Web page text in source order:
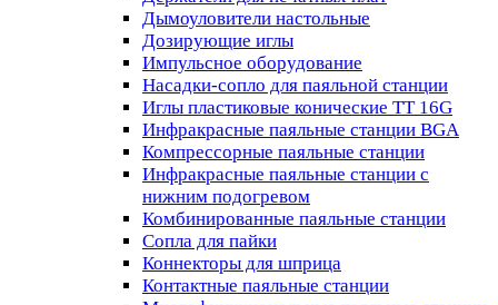
Дымоуловители настольные
Дозирующие иглы
Импульсное оборудование
Насадки-сопло для паяльной станции
Иглы пластиковые конические TT 16G
Инфракрасные паяльные станции BGA
Компрессорные паяльные станции
Инфракрасные паяльные станции с
нижним подогревом
Комбинированные паяльные станции
Сопла для пайки
Коннекторы для шприца
Контактные паяльные станции